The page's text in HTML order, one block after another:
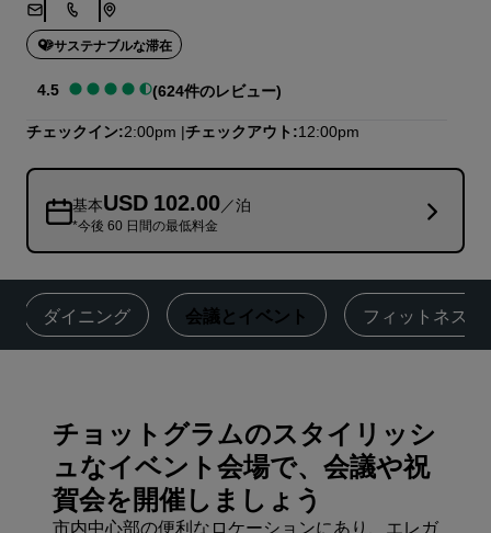
サステナブルな滞在
4.5
(624件のレビュー)
チェックイン 2:00pm チェックアウト 12:00pm
基本USD 102.00／泊
*今後 60 日間の最低料金
ダイニング ‌会議とイベント フィットネス
チョットグラムのスタイリッシ
ュなイベント会場で、会議や祝
賀会を開催しましょう
市内中心部の便利なロケーションにあり、エレガ